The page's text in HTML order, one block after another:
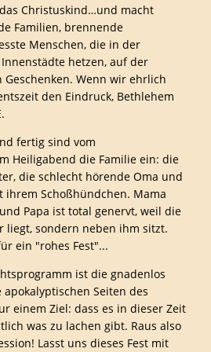
Christuskind…und macht
Familien, brennende
Menschen, die in der
hetzen, auf der
Wenn wir ehrlich
den Eindruck, Bethlehem
fertig sind vom
Heiligabend die Familie ein: die
die schlecht hörende Oma und
ihrem Schoßhündchen. Mama
Papa ist total genervt, weil die
liegt, sondern neben ihm sitzt.
ein "rohes Fest"...
ist die gnadenlos
Seiten des
einem Ziel: dass es in dieser Zeit
was zu lachen gibt. Raus also
Lasst uns dieses Fest mit